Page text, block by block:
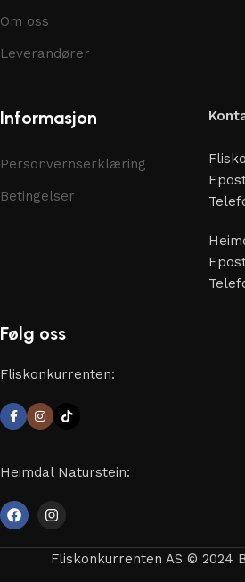
Om oss
Leverandører
Informasjon
Personvernserklæring
Betingelser
Følg oss
Fliskonkurrenten:
Heimdal Naturstein:
Fliskonkurrenten AS © 2024